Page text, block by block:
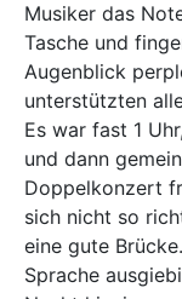
Musiker das
Tasche und
Augenblick
unterstützten
Es war fast 1
und dann
Doppelkonzert
sich nicht so
eine gute
Sprache